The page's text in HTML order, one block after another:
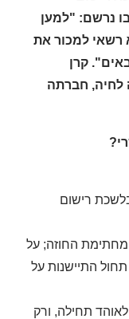
נרשם: "למען
למכור את
קרן
לחיה, חברתה
רישום
החוזה; על
התיישנות על
תחילה, ורק